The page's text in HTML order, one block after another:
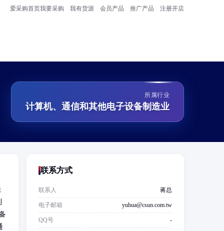
爱采购首页我要采购 我有货源 会员产品 推广产品 注册开店
所属行业
计算机、通信和其他电子设备制造业
联系方式
联系人 蒋总
电子邮箱 yuhua@csun.com.tw
QQ号 -